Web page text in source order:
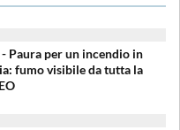
Paura per un incendio in
fumo visibile da tutta la